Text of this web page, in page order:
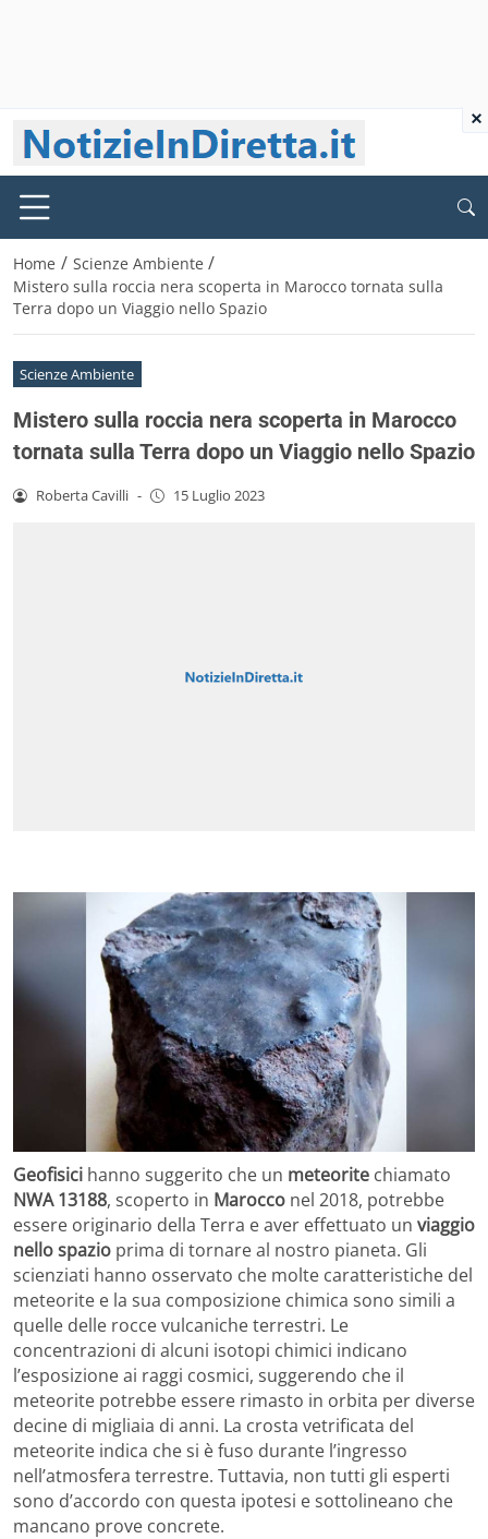
Home / Scienze Ambiente /
Mistero sulla roccia nera scoperta in Marocco tornata sulla
Terra dopo un Viaggio nello Spazio
Scienze Ambiente
Mistero sulla roccia nera scoperta in Marocco
tornata sulla Terra dopo un Viaggio nello Spazio
Roberta Cavilli - 15 Luglio 2023
Geofisici hanno suggerito che un meteorite chiamato
NWA 13188, scoperto in Marocco nel 2018, potrebbe
essere originario della Terra e aver effettuato un viaggio
nello spazio prima di tornare al nostro pianeta. Gli
scienziati hanno osservato che molte caratteristiche del
meteorite e la sua composizione chimica sono simili a
quelle delle rocce vulcaniche terrestri. Le
concentrazioni di alcuni isotopi chimici indicano
l’esposizione ai raggi cosmici, suggerendo che il
meteorite potrebbe essere rimasto in orbita per diverse
decine di migliaia di anni. La crosta vetrificata del
meteorite indica che si è fuso durante l’ingresso
nell’atmosfera terrestre. Tuttavia, non tutti gli esperti
sono d’accordo con questa ipotesi e sottolineano che
mancano prove concrete.
×